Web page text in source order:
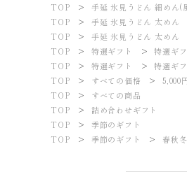
冷むぎ(冷めん)
氷見うどん等 単
熨斗対応
ACCOUNT MENU
ようこそ ゲスト 様
ログイン person 新規会員登録
TOP
手延 氷見うどん 細めん(
TOP
手延 氷見うどん 太めん
TOP
手延 氷見うどん 太めん
TOP
特選ギフト
特選ギ
TOP
特選ギフト 特選ギ
TOP
すべての価格
5,000
TOP
すべての商品
TOP
詰め合わせギフト
TOP
季節のギフト
TOP
季節のギフト 春秋